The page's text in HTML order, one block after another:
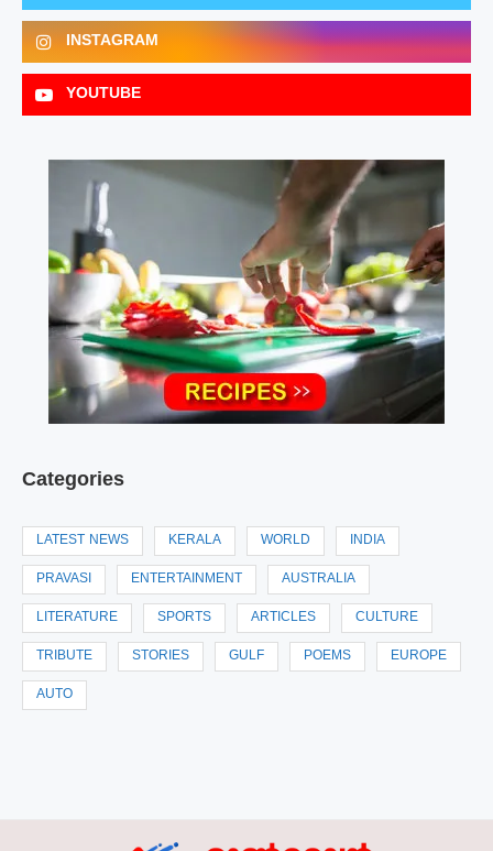
INSTAGRAM
YOUTUBE
Categories
LATEST NEWS KERALA WORLD INDIA
PRAVASI ENTERTAINMENT AUSTRALIA
LITERATURE SPORTS ARTICLES CULTURE
TRIBUTE STORIES GULF POEMS EUROPE
AUTO